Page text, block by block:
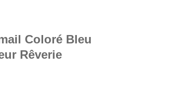
Coloré Bleu
Rêverie